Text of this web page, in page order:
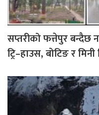
सप्तरीको फत्तेपुर बन्दैछ
ट्रि–हाउस, बोटिङ र